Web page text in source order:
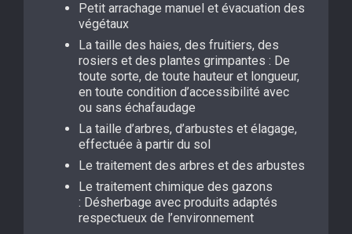
Petit arrachage manuel et évacuation des
végétaux
La taille des haies, des fruitiers, des
rosiers et des plantes grimpantes : De
toute sorte, de toute hauteur et longueur,
en toute condition d’accessibilité avec
ou sans échafaudage
La taille d’arbres, d’arbustes et élagage,
effectuée à partir du sol
Le traitement des arbres et des arbustes
Le traitement chimique des gazons
: Désherbage avec produits adaptés
respectueux de l’environnement